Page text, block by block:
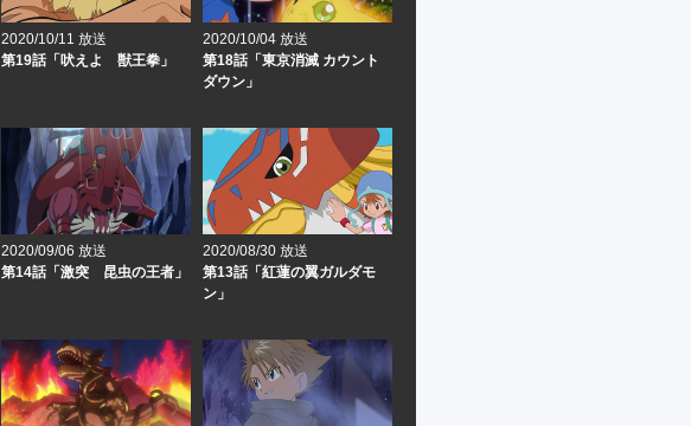
2020/10/11 放送
第19話「吠えよ 獣王拳」
2020/10/04 放送
第18話「東京消滅 カウント
ダウン」
2020/09/06 放送
第14話「激突 昆虫の王者」
2020/08/30 放送
第13話「紅蓮の翼ガルダモ
ン」